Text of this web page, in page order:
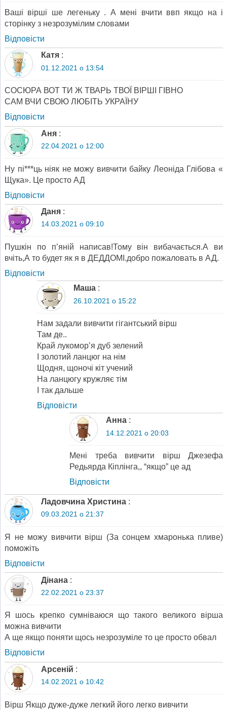
Ваші вірші ше легеньку . А мені вчити ввп якщо на і
сторінку з незрозумілим словами
Відповіcти
Катя :
01.12.2021 о 13:54
СОСЮРА ВОТ ТИ Ж ТВАРЬ ТВОЇ ВІРШІ ГІВНО
САМ ВЧИ СВОЮ ЛЮБІТЬ УКРАЇНУ
Відповіcти
Аня :
22.04.2021 о 12:00
Ну пі***ць ніяк не можу вивчити байку Леоніда Глібова «
Щука». Це просто АД
Відповіcти
Даня :
14.03.2021 о 09:10
Пушкін по п’яній написав!Тому він вибачається.А ви
вчіть,А то будет як я в ДЕДДОМІ.добро пожаловать в АД.
Відповіcти
Маша :
26.10.2021 о 15:22
Нам задали вивчити гігантський вірш
Там де..
Край лукомор’я дуб зелений
І золотий ланцюг на нім
Щодня, щоночі кіт учений
На ланцюгу кружляє тім
І так дальше
Відповіcти
Анна :
14.12.2021 о 20:03
Мені треба вивчити вірш Джезефа
Редьярда Кіплінга,, “якщо” це ад
Відповіcти
Ладовчина Христина :
09.03.2021 о 21:37
Я не можу вивчити вірш (За сонцем хмаронька пливе)
поможіть
Відповіcти
Дінана :
22.02.2021 о 23:37
Я шось крепко сумніваюся що такого великого вірша
можна вивчити
А ще якщо поняти щось незрозуміле то це просто обвал
Відповіcти
Арсеній :
14.02.2021 о 10:42
Вірш Якщо дуже-дуже легкий його легко вивчити